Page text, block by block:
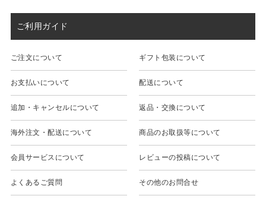
ご利用ガイド
ご注文について ギフト包装について
お支払いについて 配送について
追加・キャンセルについて 返品・交換について
海外注文・配送について 商品のお取扱等について
会員サービスについて レビューの投稿について
よくあるご質問 その他のお問合せ